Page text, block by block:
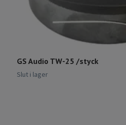
GS Audio TW-25 /styck
Slut i lager